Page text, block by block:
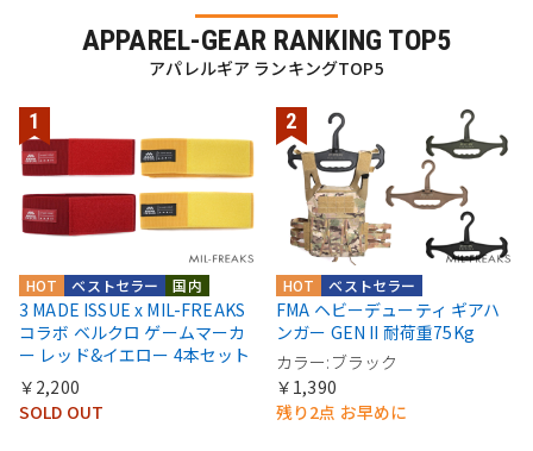
APPAREL-GEAR RANKING TOP5
アパレルギア ランキングTOP5
国内
ベストセラー
HOT
3 MADE ISSUE x MIL-FREAKS
コラボ ベルクロ ゲームマーカ
ー レッド&イエロー 4本セット
￥2,200
SOLD OUT
ベストセラー
HOT
FMA ヘビーデューティ ギアハ
ンガー GEN II 耐荷重75Kg
カラー:ブラック
￥1,390
残り2点 お早めに